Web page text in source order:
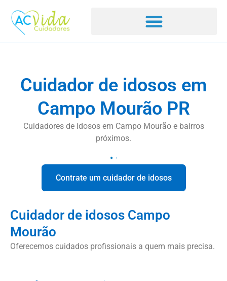
Cuidador de idosos em
Campo Mourão PR
Cuidadores de idosos em Campo Mourão e bairros
próximos.
Contrate um cuidador de idosos
Cuidador de idosos Campo
Mourão
Oferecemos cuidados profissionais a quem mais precisa.